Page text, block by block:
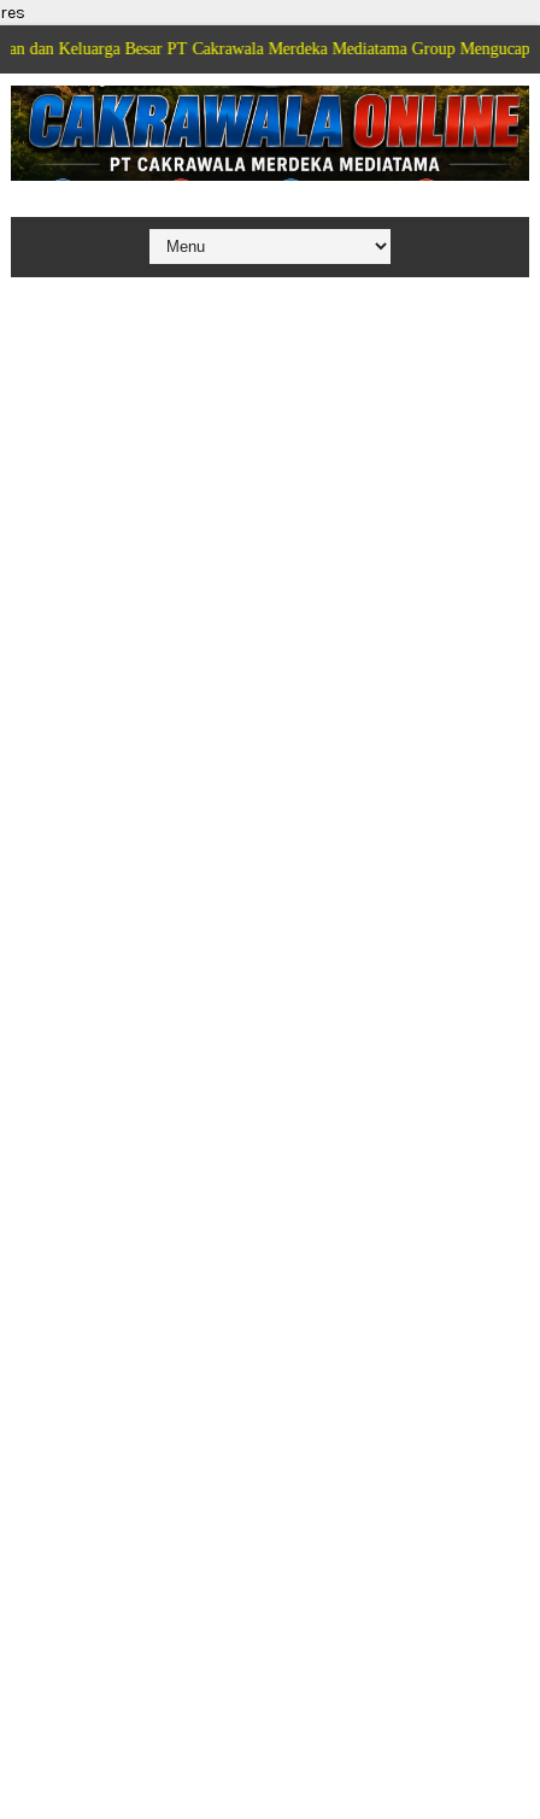
res
Besar PT Cakrawala Merdeka Mediatama Group Mengucapkan